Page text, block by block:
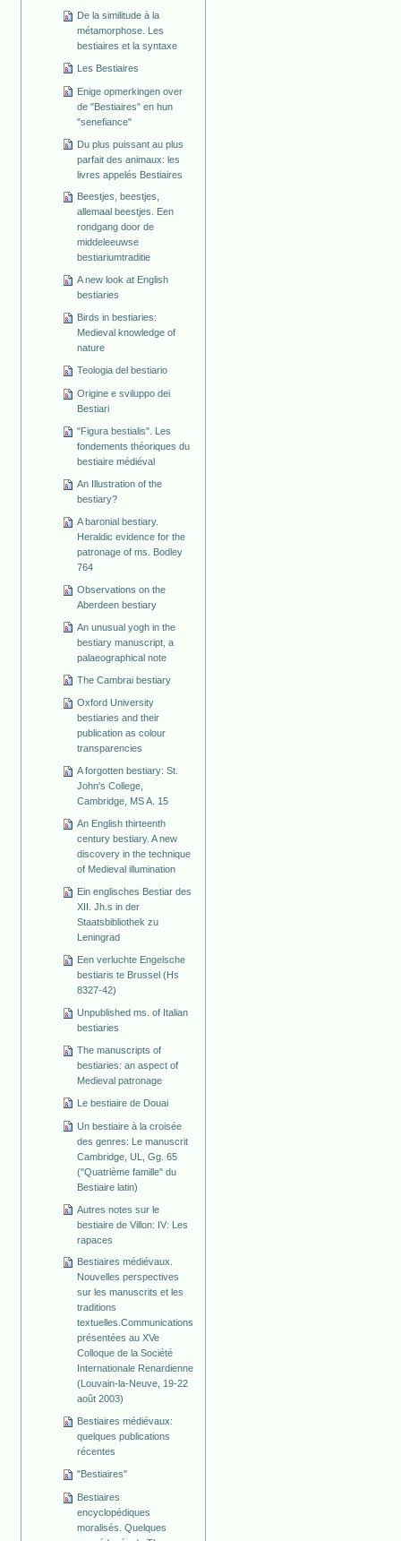
De la similitude à la
métamorphose. Les
bestiaires et la syntaxe
Les Bestiaires
Enige opmerkingen over
de "Bestiaires" en hun
"senefiance"
Du plus puissant au plus
parfait des animaux: les
livres appelés Bestiaires
Beestjes, beestjes,
allemaal beestjes. Een
rondgang door de
middeleeuwse
bestiariumtraditie
A new look at English
bestiaries
Birds in bestiaries:
Medieval knowledge of
nature
Teologia del bestiario
Origine e sviluppo dei
Bestiari
"Figura bestialis". Les
fondements théoriques du
bestiaire médiéval
An Illustration of the
bestiary?
A baronial bestiary.
Heraldic evidence for the
patronage of ms. Bodley
764
Observations on the
Aberdeen bestiary
An unusual yogh in the
bestiary manuscript, a
palaeographical note
The Cambrai bestiary
Oxford University
bestiaries and their
publication as colour
transparencies
A forgotten bestiary: St.
John's College,
Cambridge, MS A. 15
An English thirteenth
century bestiary. A new
discovery in the technique
of Medieval illumination
Ein englisches Bestiar des
XII. Jh.s in der
Staatsbibliothek zu
Leningrad
Een verluchte Engelsche
bestiaris te Brussel (Hs
8327-42)
Unpublished ms. of Italian
bestiaries
The manuscripts of
bestiaries: an aspect of
Medieval patronage
Le bestiaire de Douai
Un bestiaire à la croisée
des genres: Le manuscrit
Cambridge, UL, Gg. 65
("Quatrième famille" du
Bestiaire latin)
Autres notes sur le
bestiaire de Villon: IV: Les
rapaces
Bestiaires médiévaux.
Nouvelles perspectives
sur les manuscrits et les
traditions
textuelles.Communications
présentées au XVe
Colloque de la Société
Internationale Renardienne
(Louvain-la-Neuve, 19-22
août 2003)
Bestiaires médiévaux:
quelques publications
récentes
"Bestiaires"
Bestiaires
encyclopédiques
moralisés. Quelques